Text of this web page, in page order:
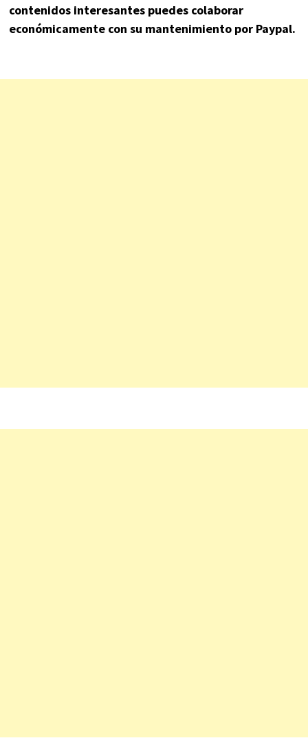
contenidos interesantes puedes colaborar
económicamente con su mantenimiento por Paypal.